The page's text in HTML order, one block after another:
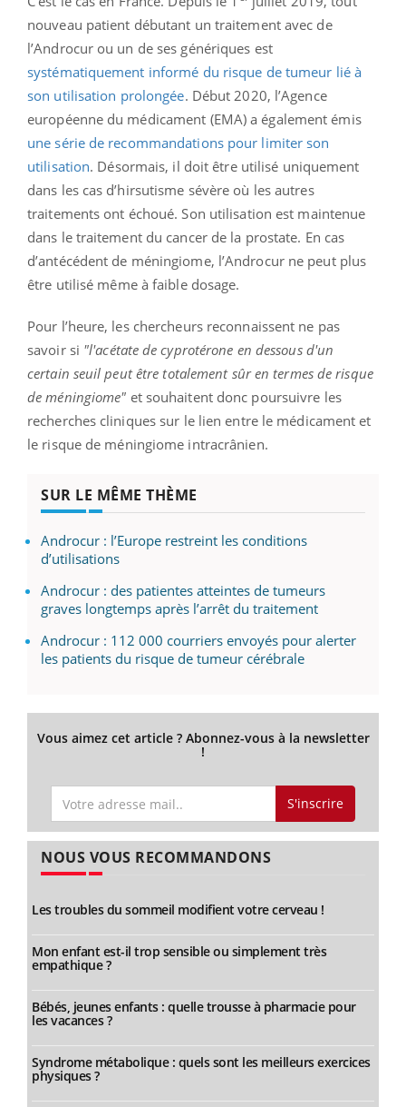
nouveau patient débutant un traitement avec de
l’Androcur ou un de ses génériques est
systématiquement informé du risque de tumeur lié à
son utilisation prolongée. Début 2020, l’Agence
européenne du médicament (EMA) a également émis
une série de recommandations pour limiter son
utilisation. Désormais, il doit être utilisé uniquement
dans les cas d’hirsutisme sévère où les autres
traitements ont échoué. Son utilisation est maintenue
dans le traitement du cancer de la prostate. En cas
d’antécédent de méningiome, l’Androcur ne peut plus
être utilisé même à faible dosage.
Pour l’heure, les chercheurs reconnaissent ne pas
savoir si "l'acétate de cyprotérone en dessous d'un
certain seuil peut être totalement sûr en termes de risque
de méningiome" et souhaitent donc poursuivre les
recherches cliniques sur le lien entre le médicament et
le risque de méningiome intracrânien.
SUR LE MÊME THÈME
Androcur : l’Europe restreint les conditions
d’utilisations
Androcur : des patientes atteintes de tumeurs
graves longtemps après l’arrêt du traitement
Androcur : 112 000 courriers envoyés pour alerter
les patients du risque de tumeur cérébrale
Vous aimez cet article ? Abonnez-vous à la newsletter
!
S'inscrire
NOUS VOUS RECOMMANDONS
Les troubles du sommeil modifient votre cerveau !
Mon enfant est-il trop sensible ou simplement très
empathique ?
Bébés, jeunes enfants : quelle trousse à pharmacie pour
les vacances ?
Syndrome métabolique : quels sont les meilleurs exercices
physiques ?